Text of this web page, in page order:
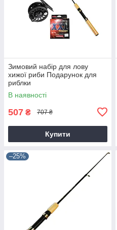
Зимовий набір для лову
хижої риби Подарунок для
риблки
В наявності
507 ₴ 707 ₴
Купити
–25%